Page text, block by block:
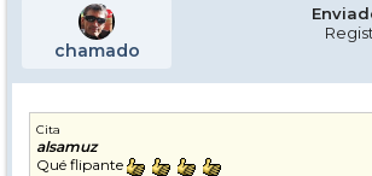
chamado
Cita
alsamuz
Qué flipante